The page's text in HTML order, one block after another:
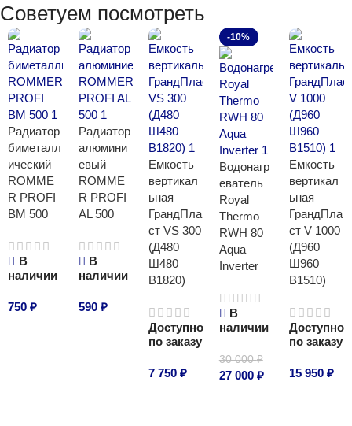
Советуем посмотреть
Радиатор
биметалл
ический
ROMME
R PROFI
BM 500
В
наличии
750 ₽
Радиатор
алюмини
евый
ROMME
R PROFI
AL 500
В
наличии
590 ₽
Емкость
вертикал
ьная
ГрандПла
ст VS 300
(Д480
Ш480
В1820)
Доступно
по заказу
7 750₽
-10%
Водонагр
еватель
Royal
Thermo
RWH 80
Aqua
Inverter
В
наличии
30 000₽
27 000 ₽
Емкость
вертикал
ьная
ГрандПла
ст V 1000
(Д960
Ш960
В1510)
Доступно
по заказу
15 950₽